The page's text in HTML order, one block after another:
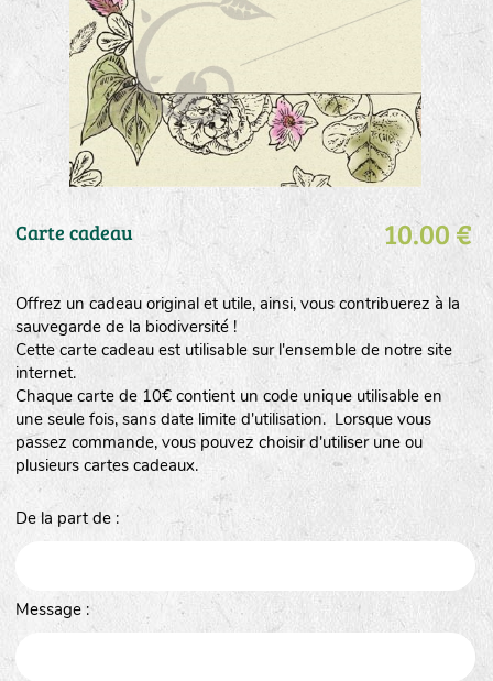
Carte cadeau 10.00 €
Offrez un cadeau original et utile, ainsi, vous contribuerez à la
sauvegarde de la biodiversité !
Cette carte cadeau est utilisable sur l'ensemble de notre site
internet.
Chaque carte de 10€ contient un code unique utilisable en
une seule fois, sans date limite d'utilisation. Lorsque vous
passez commande, vous pouvez choisir d'utiliser une ou
plusieurs cartes cadeaux.
De la part de :
Message :